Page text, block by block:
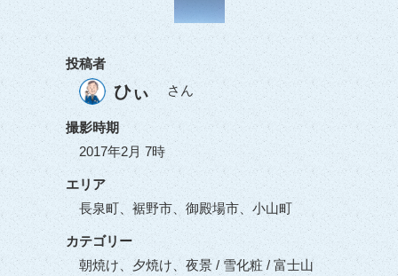
投稿者
ひぃ さん
撮影時期
2017年2月 7時
エリア
長泉町、裾野市、御殿場市、小山町
カテゴリー
朝焼け、夕焼け、夜景 / 雪化粧 / 富士山